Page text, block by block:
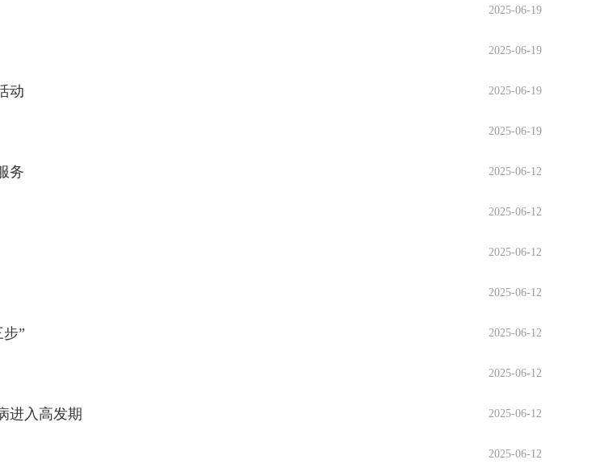
2025-06-19
2025-06-19
2025-06-19
动
2025-06-19
2025-06-12
务
2025-06-12
2025-06-12
2025-06-12
2025-06-12
”
2025-06-12
2025-06-12
进入高发期
2025-06-12